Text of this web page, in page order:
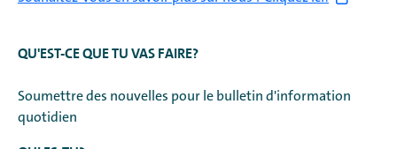
QU'EST-CE QUE TU VAS FAIRE?
Soumettre des nouvelles pour le bulletin d'information
quotidien